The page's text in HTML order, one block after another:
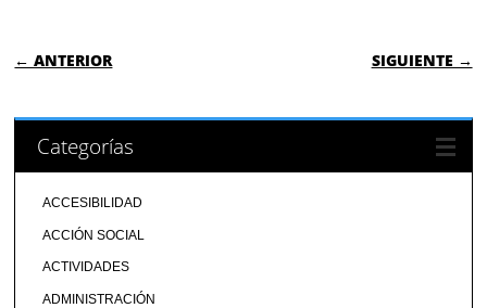
NAVEGACIÓN DE ENTRADAS
← ANTERIOR SIGUIENTE →
Categorías
ACCESIBILIDAD
ACCIÓN SOCIAL
ACTIVIDADES
ADMINISTRACIÓN